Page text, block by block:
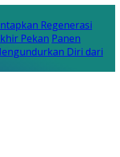
Regenerasi
Pekan Panen
Diri dari